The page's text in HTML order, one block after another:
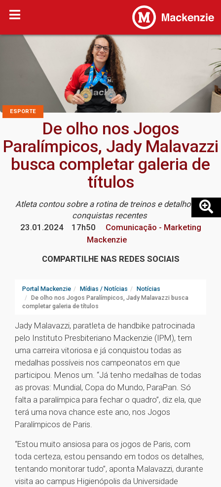
ESPORTE
De olho nos Jogos
Paralímpicos, Jady Malavazzi
busca completar galeria de
títulos
Atleta contou sobre a rotina de treinos e detalhou as
conquistas recentes
23.01.2024
17h50
Comunicação - Marketing
Mackenzie
COMPARTILHE NAS REDES SOCIAIS
Portal Mackenzie Mídias / Notícias
Notícias
De olho nos Jogos Paralímpicos, Jady Malavazzi busca
completar galeria de títulos
Jady Malavazzi, paratleta de handbike patrocinada
pelo Instituto Presbiteriano Mackenzie (IPM), tem
uma carreira vitoriosa e já conquistou todas as
medalhas possíveis nos campeonatos em que
participou. Menos um. “Já tenho medalhas de todas
as provas: Mundial, Copa do Mundo, ParaPan. Só
falta a paralímpica para fechar o quadro”, diz ela, que
terá uma nova chance este ano, nos Jogos
Paralímpicos de Paris.
“Estou muito ansiosa para os jogos de Paris, com
toda certeza, estou pensando em todos os detalhes,
tentando monitorar tudo”, aponta Malavazzi, durante
visita ao campus Higienópolis da Universidade